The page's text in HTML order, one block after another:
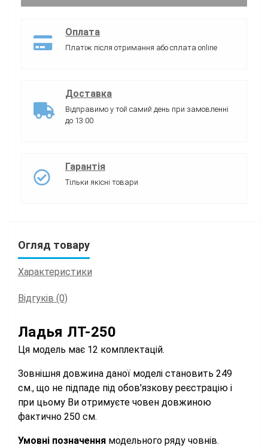
Оплата
Платіж після отримання або сплата online
Доставка
Відправимо у той самий день при замовленні
до 13:00
Гарантія
Тільки якісні товари
Огляд товару
Характеристики
Відгуків (0)
Ладья ЛТ-250
Ця модель має 12 комплектацій.
Зовнішня довжина даної моделі становить 249
см., що не підпаде під обов'язкову реєстрацію і
при цьому Ви отримуєте човен довжиною
фактично 250 см.
Умовні позначення модельного ряду човнів.